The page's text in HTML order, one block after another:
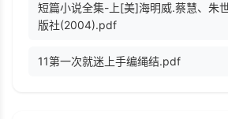
短篇小说全集-上[美]海明威.蔡慧、朱
版社(2004).pdf
11第一次就迷上手编绳结.pdf